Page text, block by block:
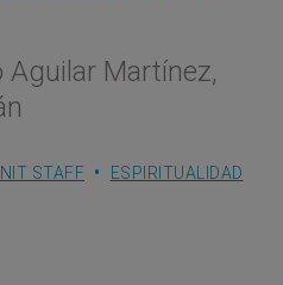
Martínez,
STAFF ESPIRITUALIDAD